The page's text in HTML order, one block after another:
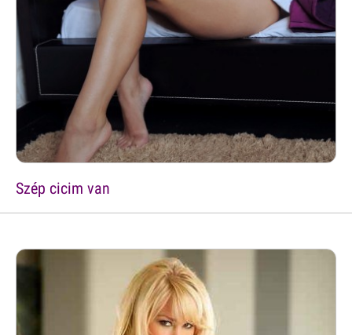
Szép cicim van